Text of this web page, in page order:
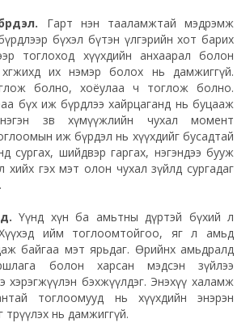
Гарт нэн тааламжтай мэдрэмж
бүхэл бүтэн үлгэрийн хот барих
тоглоход хүүхдийн анхаарал болон
их нэмэр болох нь дамжиггүй.
болно, хоёулаа ч тоглож болно.
бүх иж бүрдлээхайрцаганд нь буцааж
зөв хүмүүжлийн чухал момент
иж бүрдэл нь хүүхдийг бусадтай
сургах, шийдвэр гаргах, нэгэндээ бууж
хийх гэх мэт олон чухал зүйлд сургадаг
Үүнд хүн ба амьтны дүртэй бүхий л
ийм тоглоомтойгоо, яг л амьд
байгаа мэт ярьдаг. Өөрийнхөө амьдралд
болон харсан мэдсэн зүйлээ
хэрэгжүүлэн бэхжүүлдэг. Энэхүү халамж
тоглоомууд нь хүүхдийн энэрэн
төрүүлэх нь дамжиггүй.